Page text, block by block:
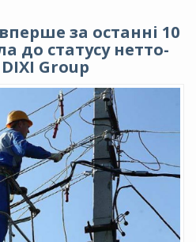
за останні 10
до статусу нетто-
Group